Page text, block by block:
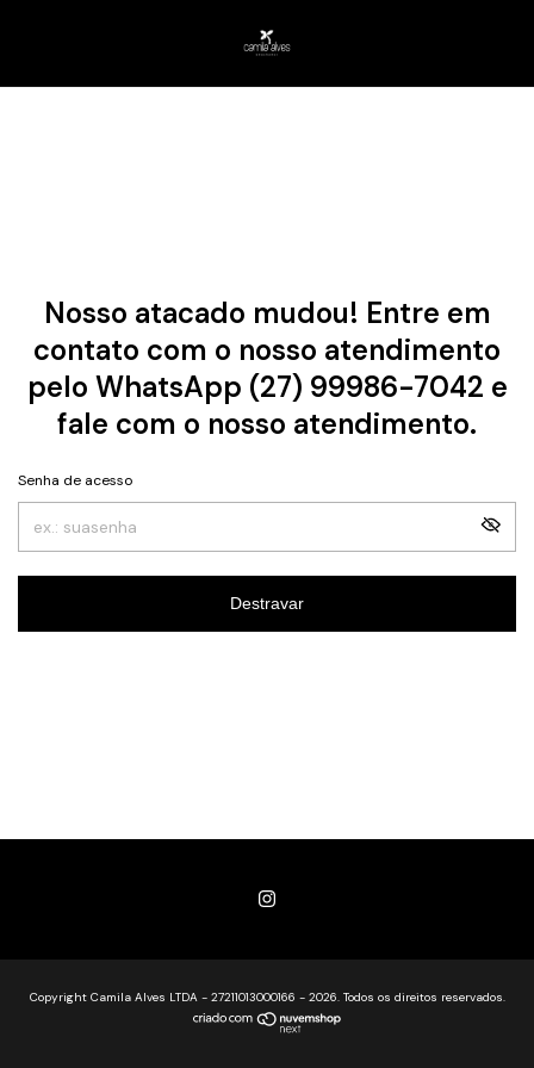
Nosso atacado mudou! Entre em
contato com o nosso atendimento
pelo WhatsApp (27) 99986-7042 e
fale com o nosso atendimento.
Senha de acesso
Destravar
Copyright Camila Alves LTDA - 27211013000166 - 2026. Todos os direitos reservados.